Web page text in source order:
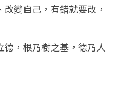
變自己，有錯就要改，
，根乃樹之基，德乃人